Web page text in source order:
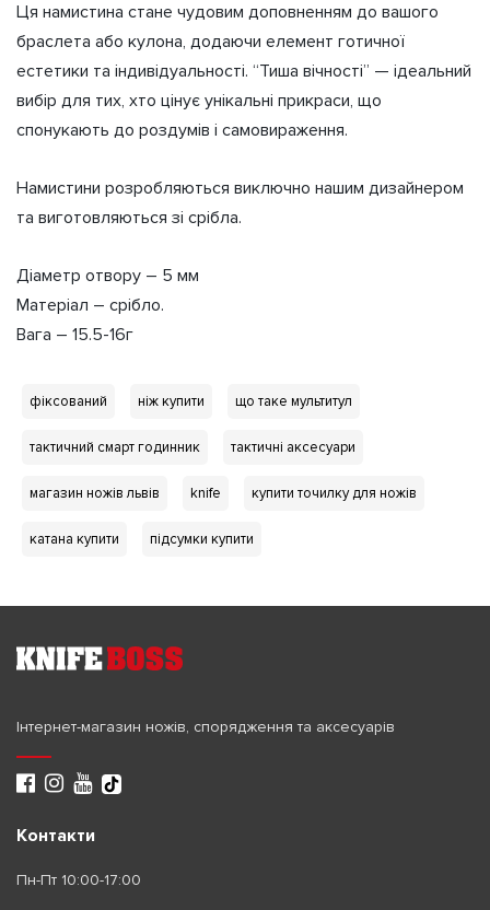
Ця намистина стане чудовим доповненням до вашого
браслета або кулона, додаючи елемент готичної
естетики та індивідуальності. “Тиша вічності” — ідеальний
вибір для тих, хто цінує унікальні прикраси, що
спонукають до роздумів і самовираження.
Намистини розробляються виключно нашим дизайнером
та виготовляються зі срібла.
Діаметр отвору – 5 мм
Матеріал – срібло.
Вага – 15.5-16г
фіксований ніж купити що таке мультитул
тактичний смарт годинник тактичні аксесуари
магазин ножів львів knife купити точилку для ножів
катана купити підсумки купити
Інтернет-магазин ножів, спорядження та аксесуарів
Контакти
Пн-Пт 10:00-17:00